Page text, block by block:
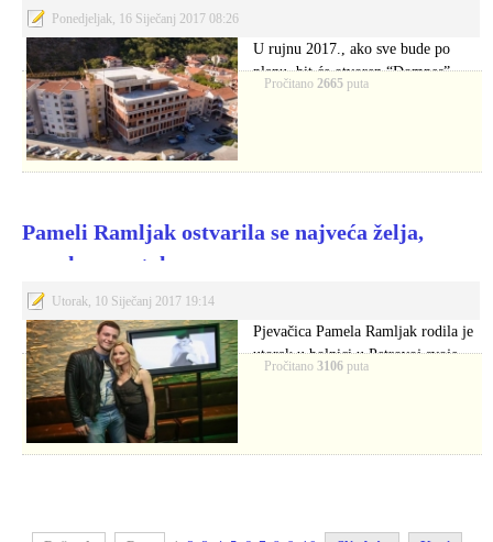
Ponedjeljak, 16 Siječanj 2017 08:26
U rujnu 2017., ako sve bude po
planu, bit će otvoren “Dompes”,…
Pročitano 2665 puta
Pameli Ramljak ostvarila se najveća želja,
napokon postala mama
Utorak, 10 Siječanj 2017 19:14
Pjevačica Pamela Ramljak rodila je
utorak u bolnici u Petrovoj svoje
Pročitano 3106 puta